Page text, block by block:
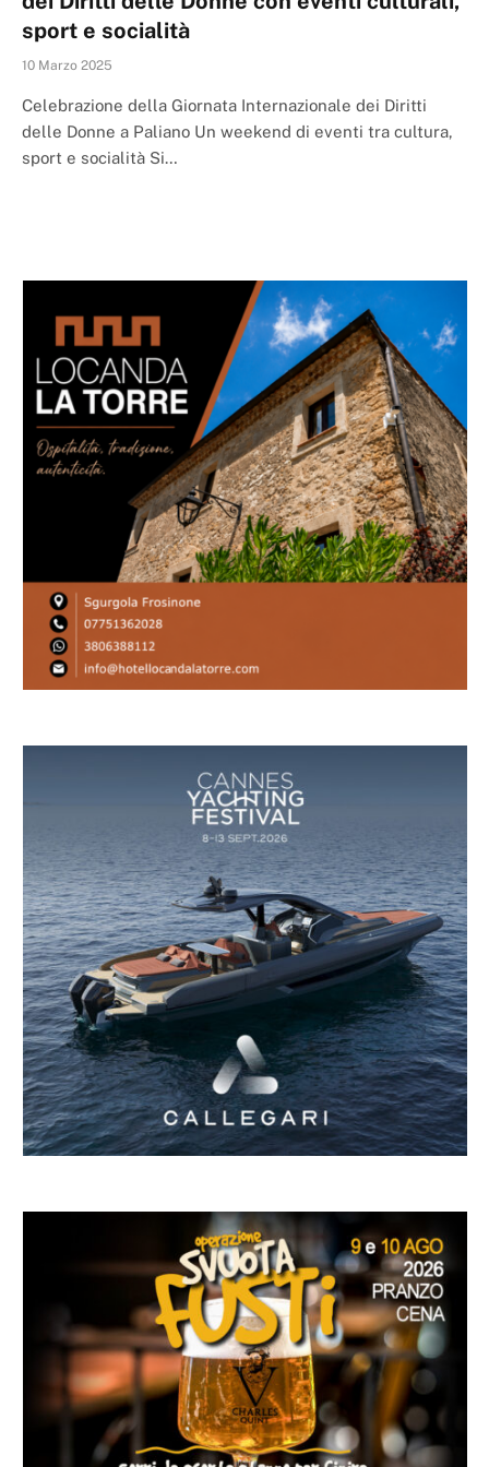
sport e socialità
10 Marzo 2025
Celebrazione della Giornata Internazionale dei Diritti
delle Donne a Paliano Un weekend di eventi tra cultura,
sport e socialità Si…